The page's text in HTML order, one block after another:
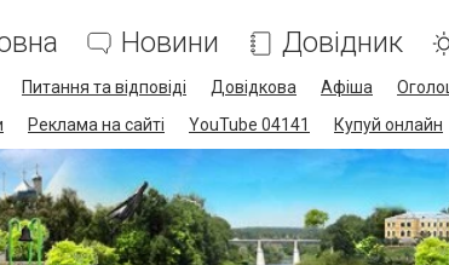
Новини Довідник
Питання та відповіді Довідкова Афіша
Реклама на сайті YouTube 04141 Купуй онлайн